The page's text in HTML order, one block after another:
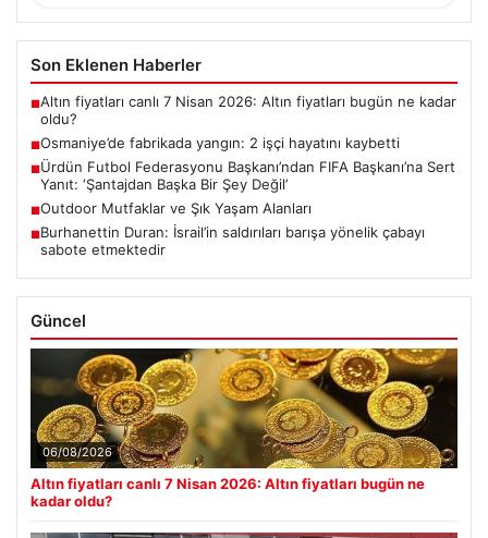
Son Eklenen Haberler
■Altın fiyatları canlı 7 Nisan 2026: Altın fiyatları bugün ne kadar
oldu?
■Osmaniye’de fabrikada yangın: 2 işçi hayatını kaybetti
■Ürdün Futbol Federasyonu Başkanı’ndan FIFA Başkanı’na Sert
Yanıt: ‘Şantajdan Başka Bir Şey Değil’
■Outdoor Mutfaklar ve Şık Yaşam Alanları
■Burhanettin Duran: İsrail’in saldırıları barışa yönelik çabayı
sabote etmektedir
Güncel
06/08/2026
Altın fiyatları canlı 7 Nisan 2026: Altın fiyatları bugün ne
kadar oldu?